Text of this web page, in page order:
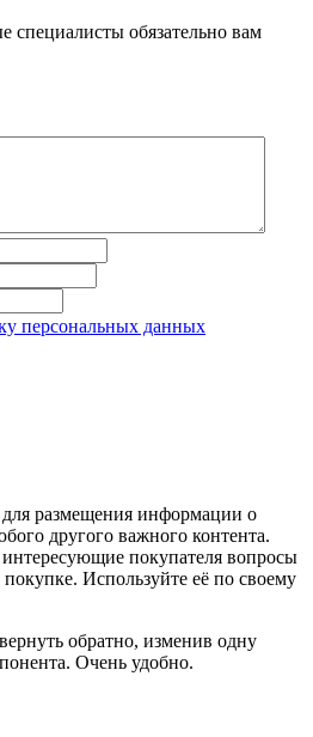
обязательно вам
персональных данных
размещения информации о
другого важного контента.
покупателя вопросы
покупке. Используйте её по своему
обратно, изменив одну
Очень удобно.